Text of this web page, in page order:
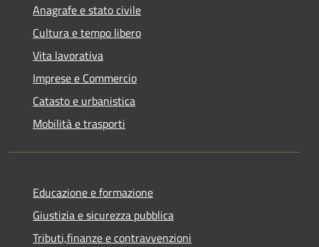
Anagrafe e stato civile
Cultura e tempo libero
Vita lavorativa
Imprese e Commercio
Catasto e urbanistica
Mobilità e trasporti
Educazione e formazione
Giustizia e sicurezza pubblica
Tributi,finanze e contravvenzioni